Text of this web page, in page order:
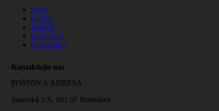
Šatňa
Dielňa
Jedáleň
Kancelária
Nemocnica
Kontaktujte nás
POŠTOVÁ ADRESA
Jasovská 3/A, 851 07 Bratislava